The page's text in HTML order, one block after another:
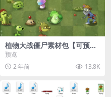
植物大战僵尸素材包【可预
览】
预览
2 年前
13.8K